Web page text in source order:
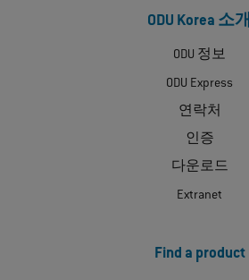
ODU Korea 소개
ODU 정보
ODU Express
연락처
인증
다운로드
Extranet
Find a product